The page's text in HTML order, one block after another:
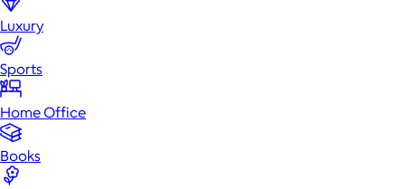
Luxury
Sports
Home Office
Books